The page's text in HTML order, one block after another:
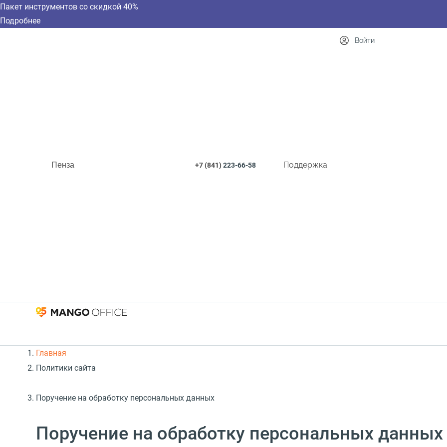
Пакет инструментов со скидкой 40%
Подробнее
Пенза +7 (841)223-66-58 Поддержка
Войти
Главная
Политики сайта
Поручение на обработку персональных данных
Поручение на обработку персональных данных